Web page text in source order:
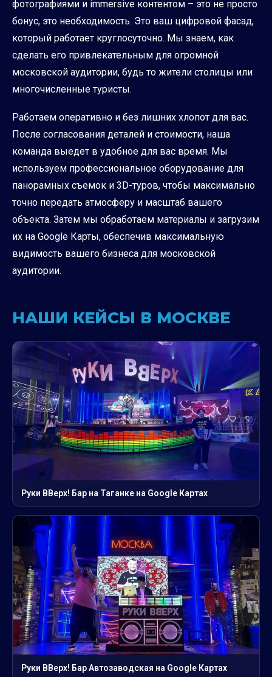
фотографиями и immersive контентом – это не просто
бонус, это необходимость. Это ваш цифровой фасад,
который работает круглосуточно. Мы знаем, как
сделать его привлекательным для огромной
московской аудитории, будь то жители столицы или
многочисленные туристы.
Работаем оперативно и без лишних хлопот для вас.
После согласования деталей и стоимости, наша
команда выедет в удобное для вас время. Мы
используем профессиональное оборудование для
панорамных съемок и 3D-туров, чтобы максимально
точно передать атмосферу и масштаб вашего
объекта. Затем мы обработаем материалы и загрузим
их на Google Карты, обеспечив максимальную
видимость вашего бизнеса для московской
аудитории.
НАШИ КЕЙСЫ В МОСКВЕ
Руки ВВерх! Бар на Таганке на Google Картах
Руки ВВерх! Бар Автозаводская на Google Картах